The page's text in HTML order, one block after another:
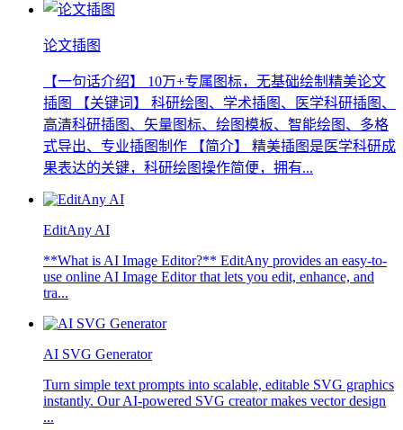
论文插图
【一句话介绍】 10万+专属图标，无基础绘制精美论文
插图 【关键词】 科研绘图、学术插图、医学科研插图、
高清科研插图、矢量图标、绘图模板、智能绘图、多格
式导出、专业插图制作 【简介】 精美插图是医学科研成
果表达的关键，科研绘图操作简便，拥有...
EditAny AI
**What is AI Image Editor?** EditAny provides an easy-to-
use online AI Image Editor that lets you edit, enhance, and
tra...
AI SVG Generator
Turn simple text prompts into scalable, editable SVG graphics
instantly. Our AI-powered SVG creator makes vector design
...